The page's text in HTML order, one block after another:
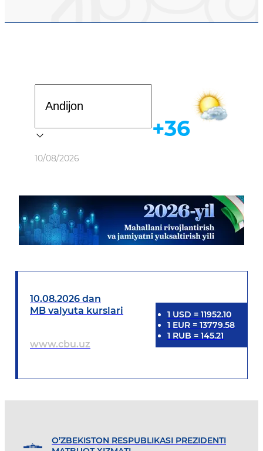
Ob-havo
10/08/2026
+36
10.08.2026 dan
MB valyuta kurslari
www.cbu.uz
1 USD = 11952.10
1 EUR = 13779.58
1 RUB = 145.21
O’ZBEKISTON RESPUBLIKASI PREZIDENTI